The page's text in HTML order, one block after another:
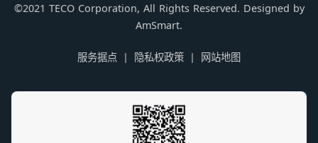
©2021 TECO Corporation, All Rights Reserved. Designed by
AmSmart.
服务据点 隐私权政策 网站地图